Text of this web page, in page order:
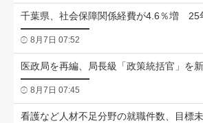
千葉県、社会保障関係経費が4.6％増 25
8月7日 07:52
医政局を再編、局長級「政策統括官」を
8月7日 07:45
看護など人材不足分野の就職件数、目標